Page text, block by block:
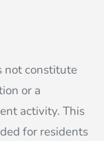
not constitute
or a
activity. This
for residents